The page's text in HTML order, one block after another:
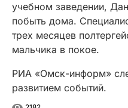
учебном заведении,
побыть дома.
трех месяцев
мальчика в покое.
РИА «Омск-информ»
развитием событий.